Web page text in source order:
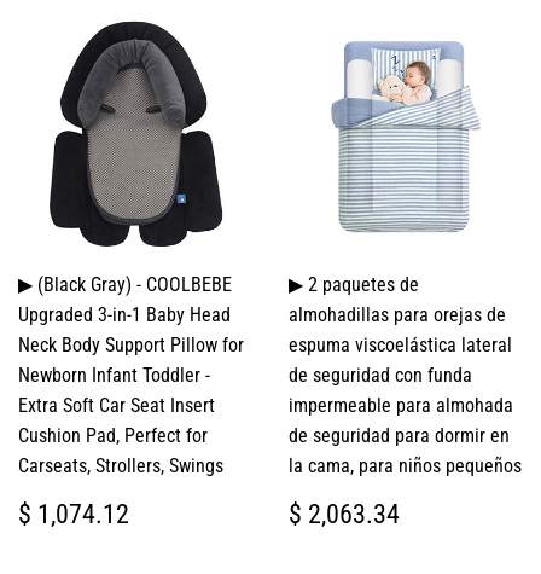
▶ (Black Gray) - COOLBEBE
Upgraded 3-in-1 Baby Head
Neck Body Support Pillow for
Newborn Infant Toddler -
Extra Soft Car Seat Insert
Cushion Pad, Perfect for
Carseats, Strollers, Swings
PRECIO
HABITUAL
$ 1,074.12
▶ 2 paquetes de
almohadillas para orejas de
espuma viscoelástica lateral
de seguridad con funda
impermeable para almohada
de seguridad para dormir en
la cama, para niños pequeños
PRECIO
HABITUAL
$ 2,063.34